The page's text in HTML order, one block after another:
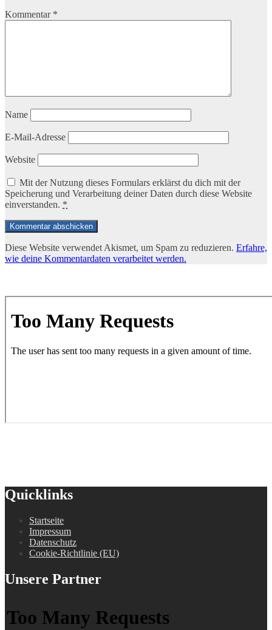
Kommentar *
Name
E-Mail-Adresse
Website
Mit der Nutzung dieses Formulars erklärst du dich mit der
Speicherung und Verarbeitung deiner Daten durch diese Website
einverstanden. *
Diese Website verwendet Akismet, um Spam zu reduzieren. Erfahre,
wie deine Kommentardaten verarbeitet werden.
Quicklinks
Startseite
Impressum
Datenschutz
Cookie-Richtlinie (EU)
Unsere Partner